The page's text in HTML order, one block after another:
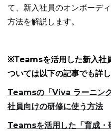
て、新入社員のオンボーデ
方法を解説します。
※Teamsを活用した新入社
ついては以下の記事でも詳
Teamsの「Viva ラーニン
社員向けの研修に使う方法
Teamsを活用した「育成・